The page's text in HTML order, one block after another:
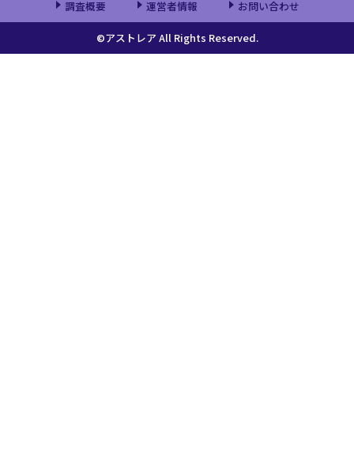
調査概要 運営者情報 お問い合わせ
©アストレア All Rights Reserved.